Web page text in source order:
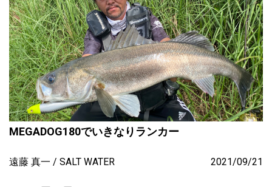
MEGADOG180でいきなりランカー
遠藤 真一 SALT WATER 2021/09/21